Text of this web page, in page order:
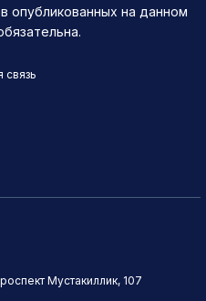
опубликованных на данном
связь
Мустакиллик, 107